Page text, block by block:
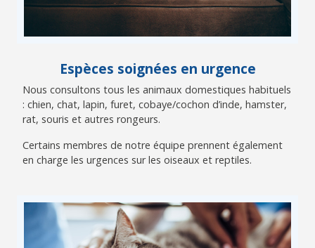
Espèces soignées en urgence
Nous consultons tous les animaux domestiques habituels
: chien, chat, lapin, furet, cobaye/cochon d’inde, hamster,
rat, souris et autres rongeurs.
Certains membres de notre équipe prennent également
en charge les urgences sur les oiseaux et reptiles.